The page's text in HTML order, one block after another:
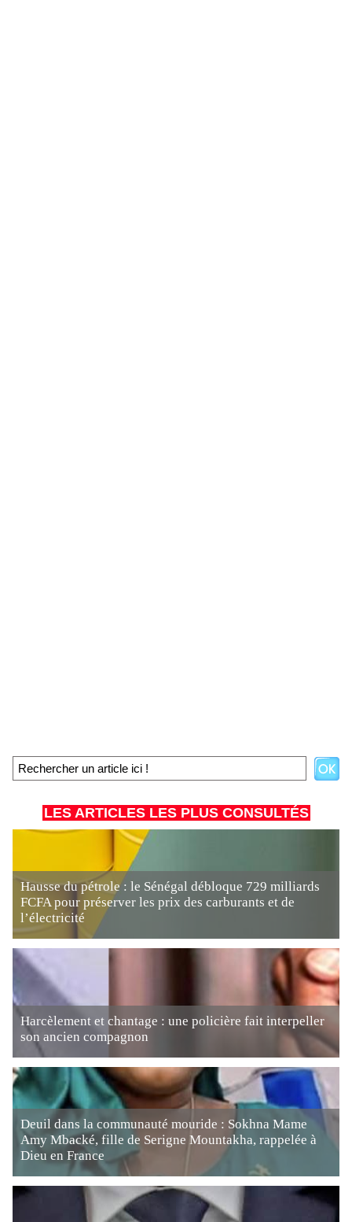
LES ARTICLES LES PLUS CONSULTÉS
Hausse du pétrole : le Sénégal débloque 729 milliards
FCFA pour préserver les prix des carburants et de
l’électricité
Harcèlement et chantage : une policière fait interpeller
son ancien compagnon
Deuil dans la communauté mouride : Sokhna Mame
Amy Mbacké, fille de Serigne Mountakha, rappelée à
Dieu en France